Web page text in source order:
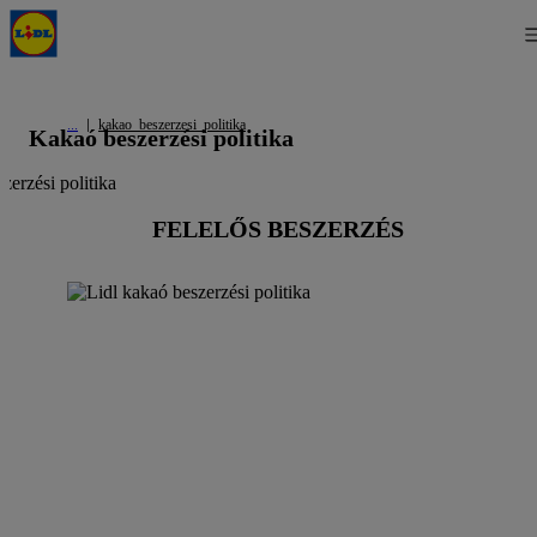
kakao_beszerzesi_politika
Kakaó beszerzési politika
FELELŐS BESZERZÉS